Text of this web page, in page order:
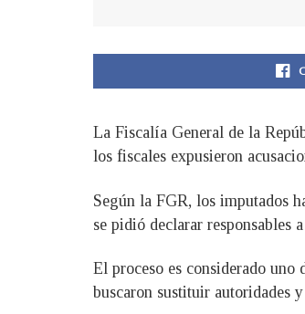
La Fiscalía General de la
los fiscales expusieron
Según la FGR, los imputados
se pidió declarar responsables
El proceso es considerado uno
buscaron sustituir autoridades